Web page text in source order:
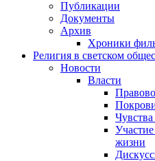
Публикации
Документы
Архив
Хроники
Религия в светском
Новости
Власти
жизни